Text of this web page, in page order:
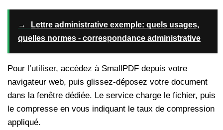
→
Lettre administrative exemple: quels usages,
quelles normes - correspondance administrative
Pour l’utiliser, accédez à SmallPDF depuis votre
navigateur web, puis glissez-déposez votre document
dans la fenêtre dédiée. Le service charge le fichier, puis
le compresse en vous indiquant le taux de compression
appliqué.